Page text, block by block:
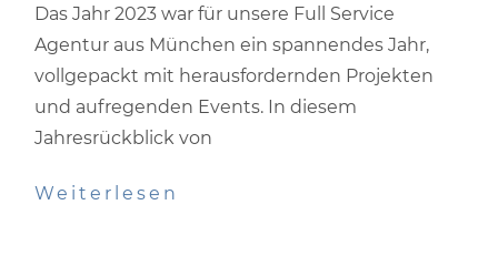
Das Jahr 2023 war für unsere Full Service
Agentur aus München ein spannendes Jahr,
vollgepackt mit herausfordernden Projekten
und aufregenden Events. In diesem
Jahresrückblick von
Weiterlesen